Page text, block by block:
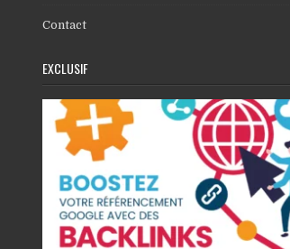
Contact
EXCLUSIF